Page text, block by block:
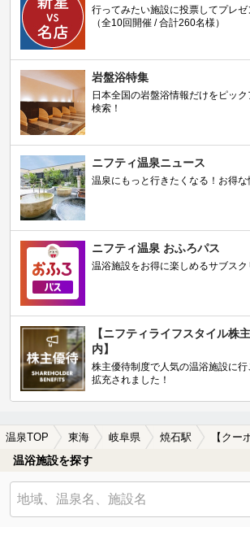
行ってみたい施設に投票してプレゼ
（全10回開催 / 合計260名様）
岩盤浴特集
日本全国の岩盤浴情報だけをピッ
検索！
ニフティ温泉ニュース
温泉にもっと行きたくなる！お得な
ニフティ温泉 おふろパス
温浴施設をお得に楽しめるサブス
【ニフティライフスタイル株
内】
株主優待制度で人気の温浴施設に
拡充されました！
温泉TOP 東海 岐阜県 焼石駅
温浴施設を探す